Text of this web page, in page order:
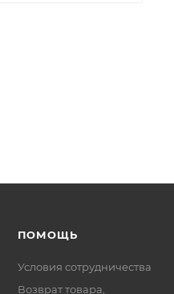
ПОМОЩЬ
Условия сотрудничества
Возврат товара,